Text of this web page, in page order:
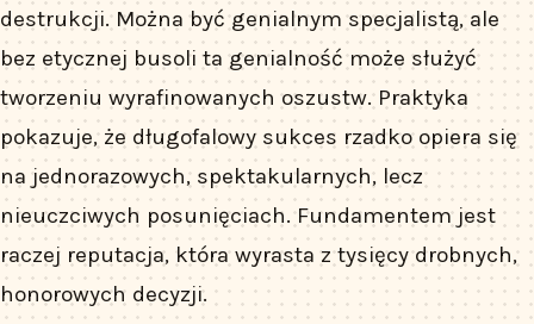
destrukcji. Można być genialnym specjalistą, ale
bez etycznej busoli ta genialność może służyć
tworzeniu wyrafinowanych oszustw. Praktyka
pokazuje, że długofalowy sukces rzadko opiera się
na jednorazowych, spektakularnych, lecz
nieuczciwych posunięciach. Fundamentem jest
raczej reputacja, która wyrasta z tysięcy drobnych,
honorowych decyzji.